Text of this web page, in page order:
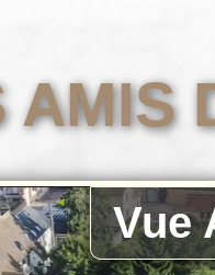
AMIS
Vue